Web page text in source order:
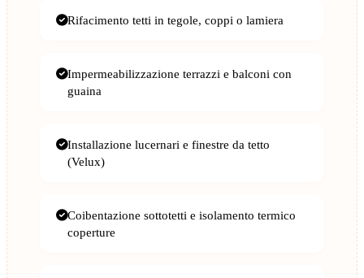
Rifacimento tetti in tegole, coppi o lamiera
Impermeabilizzazione terrazzi e balconi con
guaina
Installazione lucernari e finestre da tetto
(Velux)
Coibentazione sottotetti e isolamento termico
coperture